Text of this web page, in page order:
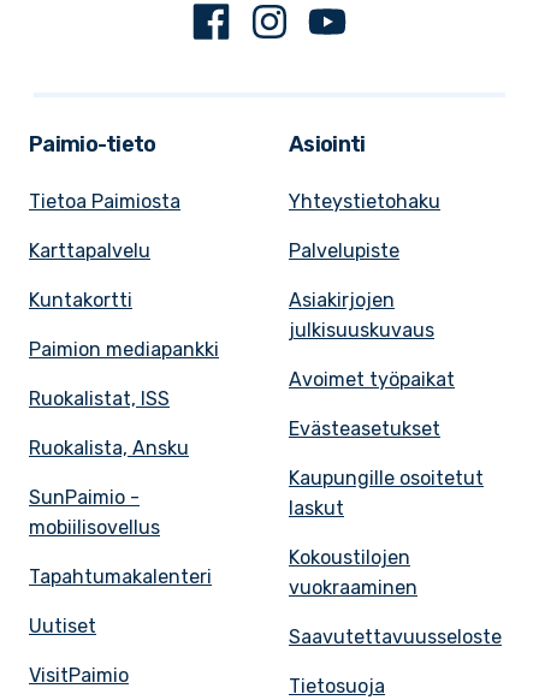
FacebookInstagram
Paimio-tieto
Tietoa Paimiosta
Karttapalvelu
Kuntakortti
Paimion mediapankki
Ruokalistat, ISS
Ruokalista, Ansku
SunPaimio -
mobiilisovellus
Tapahtumakalenteri
Uutiset
VisitPaimio
Asiointi
Yhteystietohaku
Palvelupiste
Asiakirjojen
julkisuuskuvaus
Avoimet työpaikat
Evästeasetukset
Kaupungille osoitetut
laskut
Kokoustilojen
vuokraaminen
Saavutettavuusseloste
Tietosuoja